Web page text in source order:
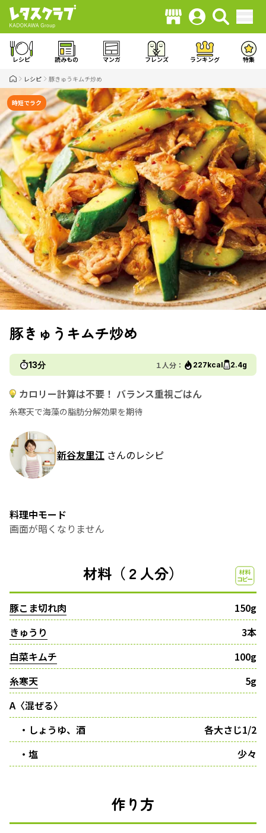
レシピ 読みもの マンガ フレンズ ランキング 特集
レシピ 豚きゅうキムチ炒め
時短でラク
豚きゅうキムチ炒め
13分 １人分： 227kcal 2.4g
カロリー計算は不要！ バランス重視ごはん
糸寒天で海藻の脂肪分解効果を期待
新谷友里江 さんのレシピ
料理中モード
画面が暗くなりません
材料（２人分）
豚こま切れ肉
150g
きゅうり
3本
白菜キムチ
100g
糸寒天
5g
A〈混ぜる〉
・しょうゆ、酒
各大さじ1/2
・塩
少々
作り方